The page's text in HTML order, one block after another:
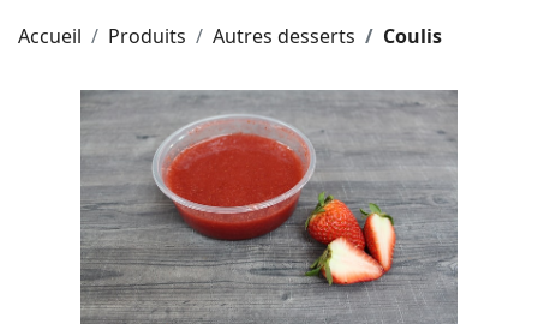
Accueil Produits Autres desserts Coulis